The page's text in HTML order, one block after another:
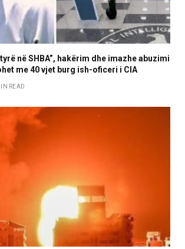
në SHBA”, hakërim dhe imazhe abuzimi
me 40 vjet burg ish-oficeri i CIA
READ